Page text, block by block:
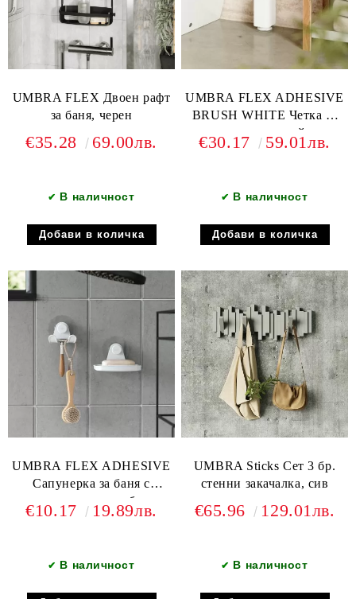
UMBRA FLEX Двоен рафт
за баня, черен
€35.28 69.00лв.
✔ В наличност
UMBRA FLEX ADHESIVE
BRUSH WHITE Четка за
тоалетна със стойка с
лепилни ленти, бял
€30.17 59.01лв.
✔ В наличност
UMBRA FLEX ADHESIVE
Сапунерка за баня с
лепилни ленти, бял
€10.17 19.89лв.
✔ В наличност
UMBRA Sticks Сет 3 бр.
стенни закачалка, сив
€65.96 129.01лв.
✔ В наличност